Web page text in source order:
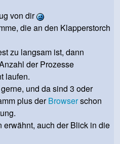
von dir
die an den Klapperstorch
zu langsam ist, dann
der Prozesse
laufen.
und da sind 3 oder
plus derBrowserschon
erwähnt, auch der Blick in die